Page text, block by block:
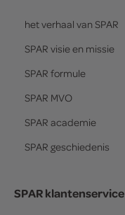
het verhaal van SPAR
SPAR visie en missie
SPAR formule
SPAR MVO
SPAR academie
SPAR geschiedenis
SPAR klantenservice